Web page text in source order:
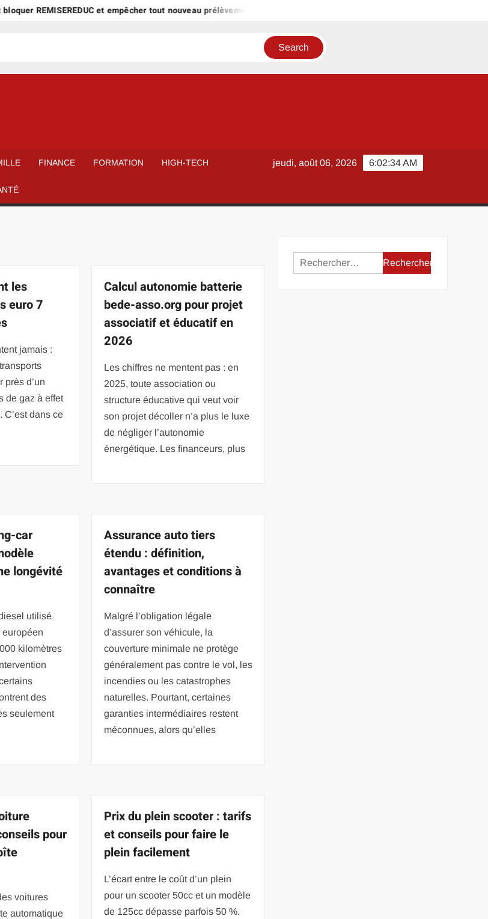
et empêcher tout nouveau prélèvement ?
FINANCE FORMATION HIGH-TECH 6:02:35 AM
jeudi, août 06, 2026
les
euro 7
jamais :
près d’un
de gaz à effet
C’est dans ce
Calcul autonomie batterie
bede-asso.org pour projet
associatif et éducatif en
2026
Les chiffres ne mentent pas : en
2025, toute association ou
structure éducative qui veut voir
son projet décoller n’a plus le luxe
de négliger l’autonomie
énergétique. Les financeurs, plus
car
longévité
utilisé
européen
kilomètres
des
seulement
Assurance auto tiers
étendu : définition,
avantages et conditions à
connaître
Malgré l’obligation légale
d’assurer son véhicule, la
couverture minimale ne protège
généralement pas contre le vol, les
incendies ou les catastrophes
naturelles. Pourtant, certaines
garanties intermédiaires restent
méconnues, alors qu’elles
pour
voitures
automatique
Prix du plein scooter : tarifs
et conseils pour faire le
plein facilement
L’écart entre le coût d’un plein
pour un scooter 50cc et un modèle
de 125cc dépasse parfois 50 %.
Rechercher :